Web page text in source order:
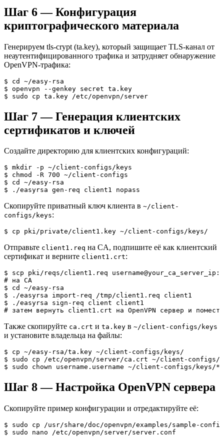
Шаг 6 — Конфигурация
криптографического материала
Генерируем tls-crypt (ta.key), который защищает TLS-канал от
неаутентифицированного трафика и затрудняет обнаружение
OpenVPN-трафика:
$ cd ~/easy-rsa
$ openvpn --genkey secret ta.key
$ sudo cp ta.key /etc/openvpn/server
Шаг 7 — Генерация клиентских
сертификатов и ключей
Создайте директорию для клиентских конфигураций:
$ mkdir -p ~/client-configs/keys
$ chmod -R 700 ~/client-configs
$ cd ~/easy-rsa
$ ./easyrsa gen-req client1 nopass
Скопируйте приватный ключ клиента в ~/client-
configs/keys:
$ cp pki/private/client1.key ~/client-configs/keys/
Отправьте client1.req на CA, подпишите её как клиентский
сертификат и верните client1.crt:
$ scp pki/reqs/client1.req username@your_ca_server_ip:/
# на CA
$ cd ~/easy-rsa
$ ./easyrsa import-req /tmp/client1.req client1
$ ./easyrsa sign-req client client1
# затем вернуть client1.crt на OpenVPN сервер и
Также скопируйте ca.crt и ta.key в ~/client-configs/keys
и установите владельца на файлы:
$ cp ~/easy-rsa/ta.key ~/client-configs/keys/
$ sudo cp /etc/openvpn/server/ca.crt ~/client-configs/
$ sudo chown username.username ~/client-configs/keys/*
Шаг 8 — Настройка OpenVPN сервера
Скопируйте пример конфигурации и отредактируйте её:
$ sudo cp /usr/share/doc/openvpn/examples/sample-
$ sudo nano /etc/openvpn/server/server.conf